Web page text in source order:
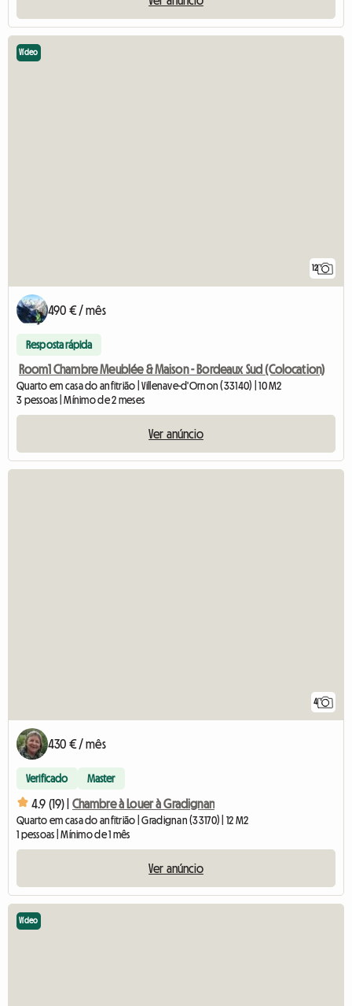
12
Vídeo
490 € / mês
Resposta rápida
Room1 Chambre Meublée & Maison - Bordeaux Sud (Colocation)
Quarto em casa do anfitrião | Villenave-d'Ornon (33140) | 10 M2
3 pessoas | Mínimo de 2 meses
Ver anúncio
4
430 € / mês
Verificado Master
4.9 (19) | Chambre à Louer à Gradignan
Quarto em casa do anfitrião | Gradignan (33170) | 12 M2
1 pessoas | Mínimo de 1 mês
Ver anúncio
Vídeo